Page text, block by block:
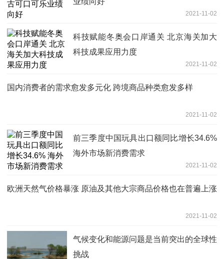
2021-11-02
科技赋能冬奥会口岸通关 北京海关加大
科技成果应用力度
2021-11-02
国内消费者的需求愈发多元化 跨境商品种类愈发多样
2021-11-02
前三季度中国玩具出口额同比增长34.6%
海外市场新消费需求
2021-11-02
欧洲天然气价格暴涨 原油及其他大宗商品价格也在普遍上涨
2021-11-02
气候变化和能源问题是当前突出的全球性
挑战